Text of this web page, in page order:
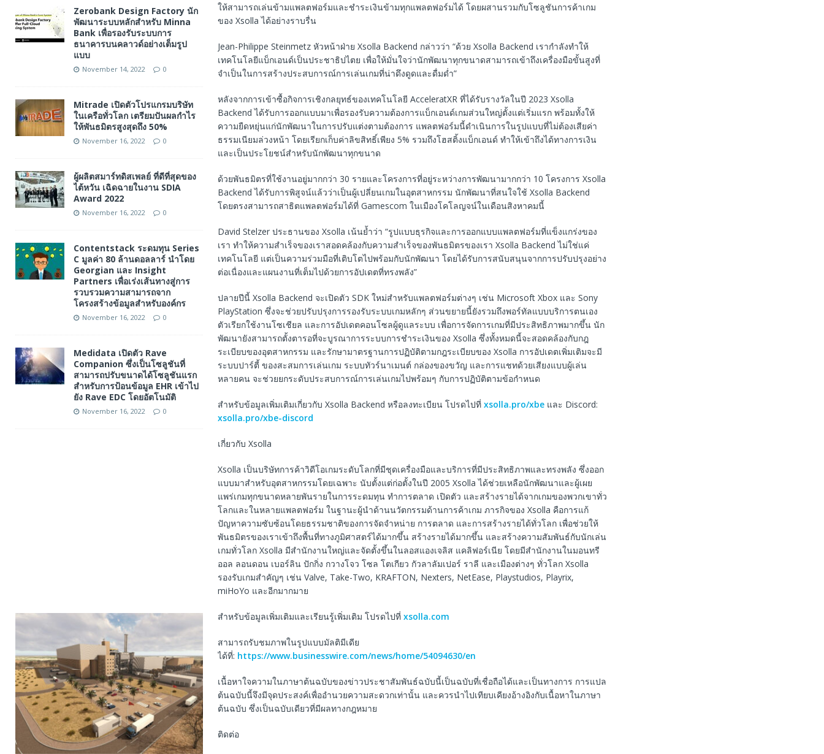
ให้สามารถเล่นข้ามแพลตฟอร์มและชำระเงินข้ามทุกแพลตฟอร์มได้ โดยผสานรวมกับโซลูชันการค้าเกม
ของ Xsolla ได้อย่างราบรื่น
Jean-Philippe Steinmetz หัวหน้าฝ่าย Xsolla Backend กล่าวว่า “ด้วย Xsolla Backend เรากําลังทําให้
เทคโนโลยีแบ็กเอนด์เป็นประชาธิปไตย เพื่อให้มั่นใจว่านักพัฒนาทุกขนาดสามารถเข้าถึงเครื่องมือขั้นสูงที่
จําเป็นในการสร้างประสบการณ์การเล่นเกมที่น่าดึงดูดและดื่มด่ำ”
หลังจากการเข้าซื้อกิจการเชิงกลยุทธ์ของเทคโนโลยี AcceleratXR ที่ได้รับรางวัลในปี 2023 Xsolla
Backend ได้รับการออกแบบมาเพื่อรองรับความต้องการแบ็กเอนด์เกมส่วนใหญ่ตั้งแต่เริ่มแรก พร้อมทั้งให้
ความยืดหยุ่นแก่นักพัฒนาในการปรับแต่งตามต้องการ แพลตฟอร์มนี้ดำเนินการในรูปแบบที่ไม่ต้องเสียค่า
ธรรมเนียมล่วงหน้า โดยเรียกเก็บค่าลิขสิทธิ์เพียง 5% รวมถึงโฮสติ้งแบ็กเอนด์ ทําให้เข้าถึงได้ทางการเงิน
และเป็นประโยชน์สําหรับนักพัฒนาทุกขนาด
ด้วยพันธมิตรที่ใช้งานอยู่มากกว่า 30 รายและโครงการที่อยู่ระหว่างการพัฒนามากกว่า 10 โครงการ Xsolla
Backend ได้รับการพิสูจน์แล้วว่าเป็นผู้เปลี่ยนเกมในอุตสาหกรรม นักพัฒนาที่สนใจใช้ Xsolla Backend
โดยตรงสามารถสาธิตแพลตฟอร์มได้ที่ Gamescom ในเมืองโคโลญจน์ในเดือนสิงหาคมนี้
David Stelzer ประธานของ Xsolla เน้นย้ำว่า “รูปแบบธุรกิจและการออกแบบแพลตฟอร์มที่แข็งแกร่งของ
เรา ทำให้ความสำเร็จของเราสอดคล้องกับความสําเร็จของพันธมิตรของเรา Xsolla Backend ไม่ใช่แค่
เทคโนโลยี แต่เป็นความร่วมมือที่เติบโตไปพร้อมกับนักพัฒนา โดยได้รับการสนับสนุนจากการปรับปรุงอย่าง
ต่อเนื่องและแผนงานที่เต็มไปด้วยการอัปเดตที่ทรงพลัง”
ปลายปีนี้ Xsolla Backend จะเปิดตัว SDK ใหม่สําหรับแพลตฟอร์มต่างๆ เช่น Microsoft Xbox และ Sony
PlayStation ซึ่งจะช่วยปรับปรุงการรองรับระบบเกมหลักๆ ส่วนขยายนี้ยังรวมถึงพอร์ทัลแบบบริการตนเอง
ตัวเรียกใช้งานโซเชียล และการอัปเดตคอนโซลผู้ดูแลระบบ เพื่อการจัดการเกมที่มีประสิทธิภาพมากขึ้น นัก
พัฒนายังสามารถตั้งตารอที่จะบูรณาการระบบการชําระเงินของ Xsolla ซึ่งทั้งหมดนี้จะสอดคล้องกับกฎ
ระเบียบของอุตสาหกรรม และรักษามาตรฐานการปฏิบัติตามกฎระเบียบของ Xsolla การอัปเดตเพิ่มเติมจะมี
ระบบปาร์ตี้ ของสะสมการเล่นเกม ระบบทัวร์นาเมนต์ กล่องของขวัญ และการแชทด้วยเสียงแบบผู้เล่น
หลายคน จะช่วยยกระดับประสบการณ์การเล่นเกมไปพร้อมๆ กับการปฏิบัติตามข้อกําหนด
สําหรับข้อมูลเพิ่มเติมเกี่ยวกับ Xsolla Backend หรือลงทะเบียน โปรดไปที่ xsolla.pro/xbeและ Discord:
xsolla.pro/xbe-discord
เกี่ยวกับ Xsolla
Xsolla เป็นบริษัทการค้าวิดีโอเกมระดับโลกที่มีชุดเครื่องมือและบริการที่มีประสิทธิภาพและทรงพลัง ซึ่งออก
แบบมาสําหรับอุตสาหกรรมโดยเฉพาะ นับตั้งแต่ก่อตั้งในปี 2005 Xsolla ได้ช่วยเหลือนักพัฒนาและผู้เผย
แพร่เกมทุกขนาดหลายพันรายในการระดมทุน ทําการตลาด เปิดตัว และสร้างรายได้จากเกมของพวกเขาทั่ว
โลกและในหลายแพลตฟอร์ม ในฐานะผู้นําด้านนวัตกรรมด้านการค้าเกม ภารกิจของ Xsolla คือการแก้
ปัญหาความซับซ้อนโดยธรรมชาติของการจัดจําหน่าย การตลาด และการสร้างรายได้ทั่วโลก เพื่อช่วยให้
พันธมิตรของเราเข้าถึงพื้นที่ทางภูมิศาสตร์ได้มากขึ้น สร้างรายได้มากขึ้น และสร้างความสัมพันธ์กับนักเล่น
เกมทั่วโลก Xsolla มีสํานักงานใหญ่และจัดตั้งขึ้นในลอสแองเจลิส แคลิฟอร์เนีย โดยมีสํานักงานในมอนทรี
ออล ลอนดอน เบอร์ลิน ปักกิ่ง กวางโจว โซล โตเกียว กัวลาลัมเปอร์ ราลี และเมืองต่างๆ ทั่วโลก Xsolla
รองรับเกมสำคัญๆ เช่น Valve, Take-Two, KRAFTON, Nexters, NetEase, Playstudios, Playrix,
miHoYo และอีกมากมาย
สําหรับข้อมูลเพิ่มเติมและเรียนรู้เพิ่มเติม โปรดไปที่ xsolla.com
สามารถรับชมภาพในรูปแบบมัลติมีเดีย
ได้ที่: https://www.businesswire.com/news/home/54094630/en
เนื้อหาใจความในภาษาต้นฉบับของข่าวประชาสัมพันธ์ฉบับนี้เป็นฉบับที่เชื่อถือได้และเป็นทางการ การแปล
ต้นฉบับนี้จึงมีจุดประสงค์เพื่ออำนวยความสะดวกเท่านั้น และควรนำไปเทียบเคียงอ้างอิงกับเนื้อหาในภาษา
ต้นฉบับ ซึ่งเป็นฉบับเดียวที่มีผลทางกฎหมาย
ติดต่อ
Zerobank Design Factory นัก
พัฒนาระบบหลักสำหรับ Minna
Bank เพื่อรองรับระบบการ
ธนาคารบนคลาวด์อย่างเต็มรูป
แบบ
November 14, 2022 0
Mitrade เปิดตัวโปรแกรมบริษัท
ในเครือทั่วโลก เตรียมปันผลกำไร
ให้พันธมิตรสูงสุดถึง 50%
November 16, 2022 0
ผู้ผลิตสมาร์ทดิสเพลย์ ที่ดีที่สุดของ
ไต้หวัน เฉิดฉายในงาน SDIA
Award 2022
November 16, 2022 0
Contentstack ระดมทุน Series
C มูลค่า 80 ล้านดอลลาร์ นำโดย
Georgian และ Insight
Partners เพื่อเร่งเส้นทางสู่การ
รวบรวมความสามารถจาก
โครงสร้างข้อมูลสำหรับองค์กร
November 16, 2022 0
Medidata เปิดตัว Rave
Companion ซึ่งเป็นโซลูชันที่
สามารถปรับขนาดได้โซลูชันแรก
สำหรับการป้อนข้อมูล EHR เข้าไป
ยัง Rave EDC โดยอัตโนมัติ
November 16, 2022 0